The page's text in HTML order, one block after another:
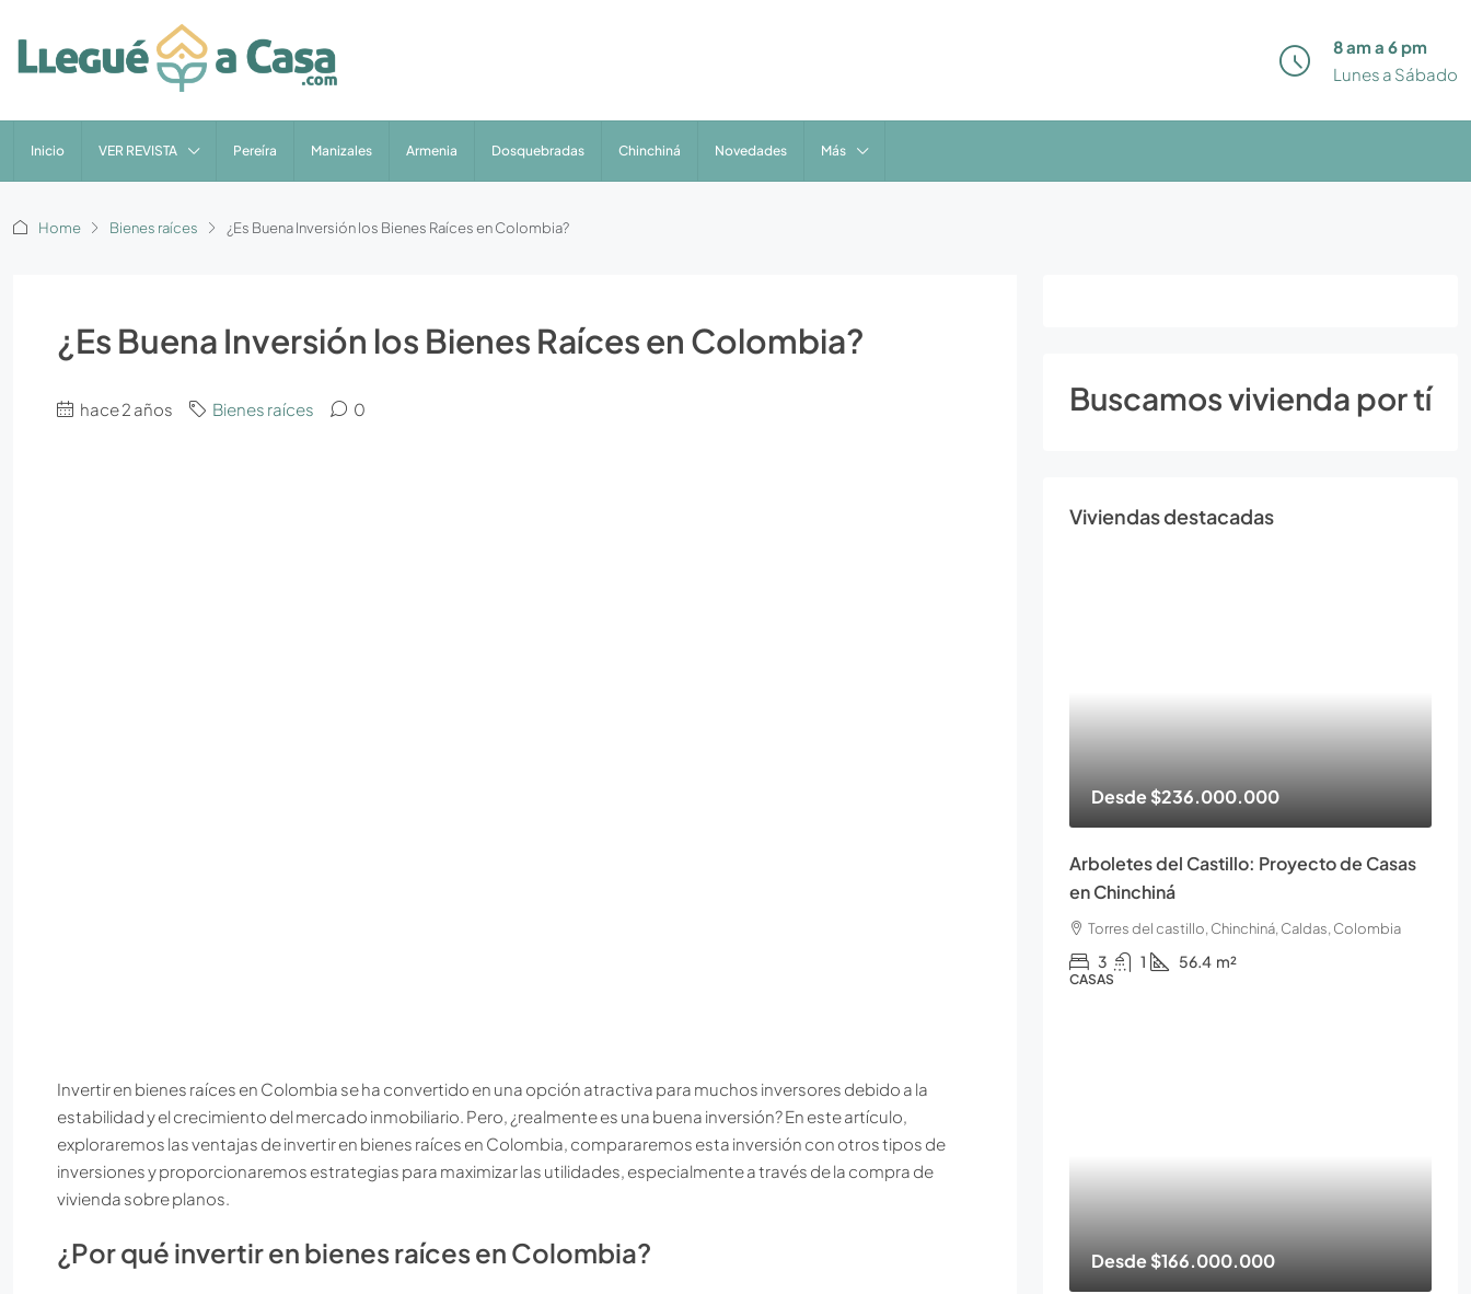
8 am a 6 pm
Lunes a Sábado
Inicio VER REVISTA Pereíra Manizales Armenia Dosquebradas Chinchiná Novedades Más
Home Bienes raíces ¿Es Buena Inversión los Bienes Raíces en Colombia?
¿Es Buena Inversión los Bienes Raíces en Colombia?
hace 2 años Bienes raíces 0
Invertir en bienes raíces en Colombia se ha convertido en una opción atractiva para muchos inversores debido a la
estabilidad y el crecimiento del mercado inmobiliario. Pero, ¿realmente es una buena inversión? En este artículo,
exploraremos las ventajas de invertir en bienes raíces en Colombia, compararemos esta inversión con otros tipos de
inversiones y proporcionaremos estrategias para maximizar las utilidades, especialmente a través de la compra de
vivienda sobre planos.
¿Por qué invertir en bienes raíces en Colombia?
Buscamos vivienda por tí
Viviendas destacadas
Desde$236.000.000
Arboletes del Castillo: Proyecto de Casas
en Chinchiná
Torres del castillo, Chinchiná, Caldas, Colombia
3 1 56.4 m²
CASAS
Desde$166.000.000